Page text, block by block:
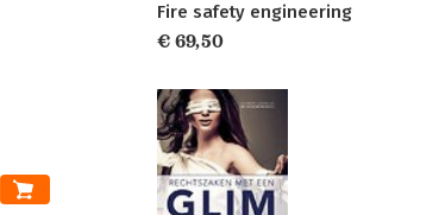
Fire safety engineering
€ 69,50